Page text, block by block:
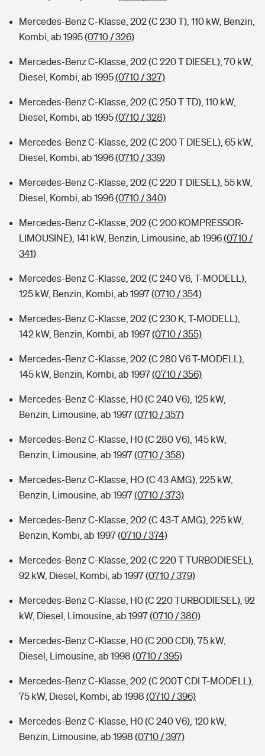
Mercedes-Benz C-Klasse, 202 (C 230 T), 110 kW, Benzin,
Kombi, ab 1995(0710 / 326)
Mercedes-Benz C-Klasse, 202 (C 220 T DIESEL), 70 kW,
Diesel, Kombi, ab 1995(0710 / 327)
Mercedes-Benz C-Klasse, 202 (C 250 T TD), 110 kW,
Diesel, Kombi, ab 1995(0710 / 328)
Mercedes-Benz C-Klasse, 202 (C 200 T DIESEL), 65 kW,
Diesel, Kombi, ab 1996(0710 / 339)
Mercedes-Benz C-Klasse, 202 (C 220 T DIESEL), 55 kW,
Diesel, Kombi, ab 1996(0710 / 340)
Mercedes-Benz C-Klasse, 202 (C 200 KOMPRESSOR-
LIMOUSINE), 141 kW, Benzin, Limousine, ab 1996(0710 /
341)
Mercedes-Benz C-Klasse, 202 (C 240 V6, T-MODELL),
125 kW, Benzin, Kombi, ab 1997(0710 / 354)
Mercedes-Benz C-Klasse, 202 (C 230 K, T-MODELL),
142 kW, Benzin, Kombi, ab 1997(0710 / 355)
Mercedes-Benz C-Klasse, 202 (C 280 V6 T-MODELL),
145 kW, Benzin, Kombi, ab 1997(0710 / 356)
Mercedes-Benz C-Klasse, H0 (C 240 V6), 125 kW,
Benzin, Limousine, ab 1997(0710 / 357)
Mercedes-Benz C-Klasse, H0 (C 280 V6), 145 kW,
Benzin, Limousine, ab 1997(0710 / 358)
Mercedes-Benz C-Klasse, HO (C 43 AMG), 225 kW,
Benzin, Limousine, ab 1997(0710 / 373)
Mercedes-Benz C-Klasse, 202 (C 43-T AMG), 225 kW,
Benzin, Kombi, ab 1997(0710 / 374)
Mercedes-Benz C-Klasse, 202 (C 220 T TURBODIESEL),
92 kW, Diesel, Kombi, ab 1997(0710 / 379)
Mercedes-Benz C-Klasse, H0 (C 220 TURBODIESEL), 92
kW, Diesel, Limousine, ab 1997(0710 / 380)
Mercedes-Benz C-Klasse, H0 (C 200 CDI), 75 kW,
Diesel, Limousine, ab 1998 (0710 / 395)
Mercedes-Benz C-Klasse, 202 (C 200T CDI T-MODELL),
75 kW, Diesel, Kombi, ab 1998 (0710 / 396)
Mercedes-Benz C-Klasse, H0 (C 240 V6), 120 kW,
Benzin, Limousine, ab 1998 (0710 / 397)